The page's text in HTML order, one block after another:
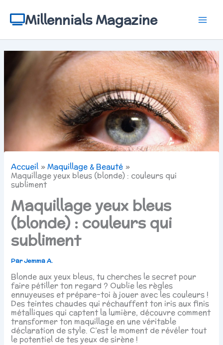
contenuMillennials Magazine
Accueil
Maquillage & Beauté
Maquillage yeux bleus (blonde) : couleurs qui
subliment
Maquillage yeux bleus
(blonde) : couleurs qui
subliment
ParJemma A.
Blonde aux yeux bleus, tu cherches le secret pour
faire pétiller ton regard ? Oublie les règles
ennuyeuses et prépare-toi à jouer avec les couleurs !
Des teintes chaudes qui réchauffent ton iris aux finis
métalliques qui captent la lumière, découvre comment
transformer ton maquillage en une véritable
déclaration de style. C’est le moment de révéler tout
le potentiel de tes yeux de sirène !